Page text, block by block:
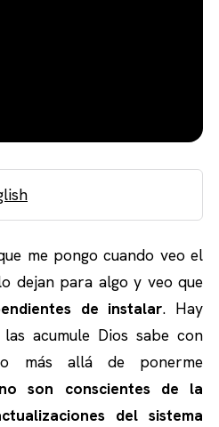
me pongo cuando veo el
dejan para algo y veo que
de instalar. Hay
acumule Dios sabe con
más allá de ponerme
no son conscientes de la
del sistema